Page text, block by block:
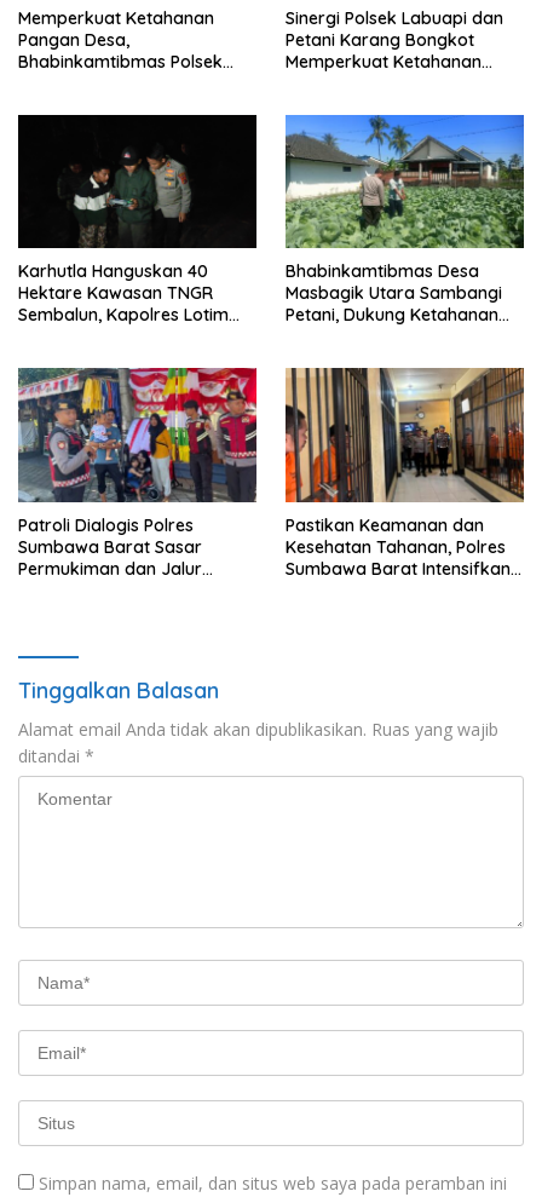
Memperkuat Ketahanan
Pangan Desa,
Bhabinkamtibmas Polsek
Sinergi Polsek Labuapi dan
Petani Karang Bongkot
Memperkuat Ketahanan
Karhutla Hanguskan 40
Hektare Kawasan TNGR
Sembalun, Kapolres Lotim
Bhabinkamtibmas Desa
Masbagik Utara Sambangi
Petani, Dukung Ketahanan
Patroli Dialogis Polres
Sumbawa Barat Sasar
Permukiman dan Jalur
Pastikan Keamanan dan
Kesehatan Tahanan, Polres
Sumbawa Barat Intensifkan
Tinggalkan Balasan
Alamat email Anda tidak akan dipublikasikan. Ruas yang wajib
ditandai *
Simpan nama, email, dan situs web saya pada peramban ini